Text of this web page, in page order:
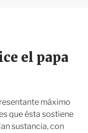
el papa
máximo
que ésta sostiene
sustancia, con